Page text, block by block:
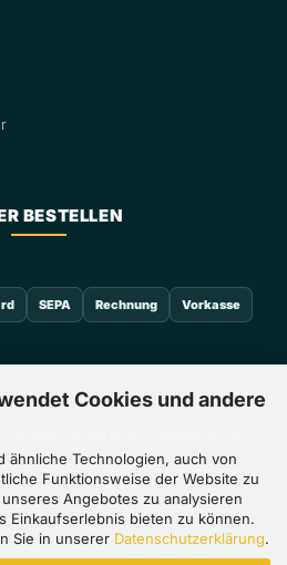
Cookies und andere
Technologien, auch von
Funktionsweise der Website zu
Angebotes zu analysieren
Einkaufserlebnis bieten zu können.
Sie in unserer Datenschutzerklärung.
BESTELLEN
SEPA Rechnung Vorkasse
können je nach Warenkorb und
Ansbach · USt-IdNr.